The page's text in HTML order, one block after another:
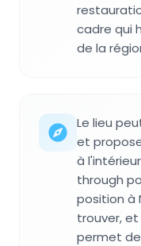
cadre qui
de la
Le lieu
et
à
through
position à
trouver,
permet